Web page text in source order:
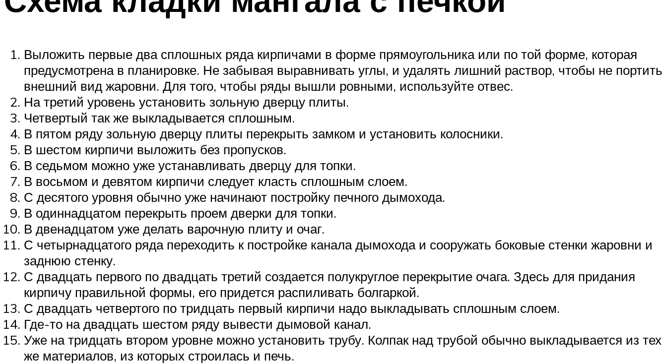
Выложить первые два сплошных ряда кирпичами в форме прямоугольника или по той форме, которая
предусмотрена в планировке. Не забывая выравнивать углы, и удалять лишний раствор, чтобы не портить
внешний вид жаровни. Для того, чтобы ряды вышли ровными, используйте отвес.
На третий уровень установить зольную дверцу плиты.
Четвертый так же выкладывается сплошным.
В пятом ряду зольную дверцу плиты перекрыть замком и установить колосники.
В шестом кирпичи выложить без пропусков.
В седьмом можно уже устанавливать дверцу для топки.
В восьмом и девятом кирпичи следует класть сплошным слоем.
С десятого уровня обычно уже начинают постройку печного дымохода.
В одиннадцатом перекрыть проем дверки для топки.
В двенадцатом уже делать варочную плиту и очаг.
С четырнадцатого ряда переходить к постройке канала дымохода и сооружать боковые стенки жаровни и
заднюю стенку.
С двадцать первого по двадцать третий создается полукруглое перекрытие очага. Здесь для придания
кирпичу правильной формы, его придется распиливать болгаркой.
С двадцать четвертого по тридцать первый кирпичи надо выкладывать сплошным слоем.
Где-то на двадцать шестом ряду вывести дымовой канал.
Уже на тридцать втором уровне можно установить трубу. Колпак над трубой обычно выкладывается из тех
же материалов, из которых строилась и печь.